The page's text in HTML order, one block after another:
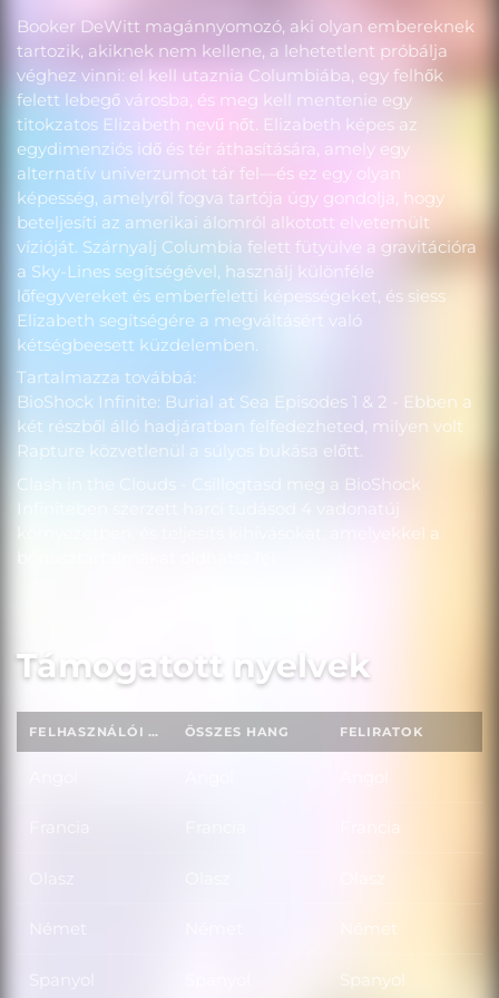
Booker DeWitt magánnyomozó, aki olyan embereknek
tartozik, akiknek nem kellene, a lehetetlent próbálja
véghez vinni: el kell utaznia Columbiába, egy felhők
felett lebegő városba, és meg kell mentenie egy
titokzatos Elizabeth nevű nőt. Elizabeth képes az
egydimenziós idő és tér áthasítására, amely egy
alternatív univerzumot tár fel—és ez egy olyan
képesség, amelyről fogva tartója úgy gondolja, hogy
beteljesíti az amerikai álomról alkotott elvetemült
vízióját. Szárnyalj Columbia felett fütyülve a gravitációra
a Sky-Lines segítségével, használj különféle
lőfegyvereket és emberfeletti képességeket, és siess
Elizabeth segítségére a megváltásért való
kétségbeesett küzdelemben.
Tartalmazza továbbá:
BioShock Infinite: Burial at Sea Episodes 1 & 2 - Ebben a
két részből álló hadjáratban felfedezheted, milyen volt
Rapture közvetlenül a súlyos bukása előtt.
Clash in the Clouds - Csillogtasd meg a BioShock
Infiniteben szerzett harci tudásod 4 vadonatúj
környezetben, és teljesíts kihívásokat, amelyekkel a
Támogatott nyelvek
FELHASZNÁLÓI FELÜLET ÖSSZES HANG FELIRATOK
Francia
Német
Spanyol